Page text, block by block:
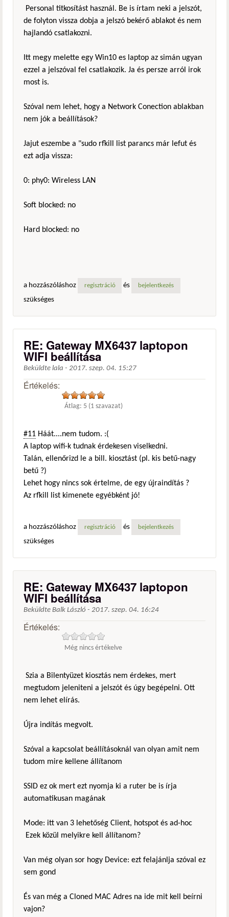
Personal titkosítást használ. Be is írtam neki a jelszót,
de folyton vissza dobja a jelszó bekérő ablakot és nem
hajlandó csatlakozni.
Itt megy melette egy Win10 es laptop az simán ugyan
ezzel a jelszóval fel csatlakozik. Ja és persze arról irok
most is.
Szóval nem lehet, hogy a Network Conection ablakban
nem jók a beállítások?
Jajut eszembe a "sudo rfkill list parancs már lefut és
ezt adja vissza:
0: phy0: Wireless LAN
Soft blocked: no
Hard blocked: no
a hozzászóláshoz regisztráció és bejelentkezés
szükséges
RE: Gateway MX6437 laptopon
WIFI beállítása
Beküldte lala - 2017. szep. 04. 15:27
Értékelés:
Átlag: 5 (1 szavazat)
#11 Háát....nem tudom. :(
A laptop wifi-k tudnak érdekesen viselkedni.
Talán, ellenőrizd le a bill. kiosztást (pl. kis betű-nagy
betű ?)
Lehet hogy nincs sok értelme, de egy újraindítás ?
Az rfkill list kimenete egyébként jó!
a hozzászóláshoz regisztráció és bejelentkezés
szükséges
RE: Gateway MX6437 laptopon
WIFI beállítása
Beküldte Balk László - 2017. szep. 04. 16:24
Értékelés:
Még nincs értékelve
Szia a Bilentyüzet kiosztás nem érdekes, mert
megtudom jeleniteni a jelszót és úgy begépelni. Ott
nem lehet elírás.
Újra indítás megvolt.
Szóval a kapcsolat beállításoknál van olyan amit nem
tudom mire kellene állítanom
SSID ez ok mert ezt nyomja ki a ruter be is írja
automatikusan magának
Mode: itt van 3 lehetőség Client, hotspot és ad-hoc
Ezek közül melyikre kell állítanom?
Van még olyan sor hogy Device: ezt felajánlja szóval ez
sem gond
És van még a Cloned MAC Adres na ide mit kell beírni
vajon?